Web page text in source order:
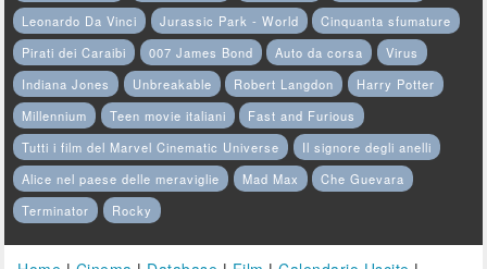
Leonardo Da Vinci
Jurassic Park - World
Cinquanta sfumature
Pirati dei Caraibi
007 James Bond Auto da corsa
Virus
Indiana Jones
Unbreakable Robert Langdon
Harry Potter
Millennium
Teen movie italiani
Fast and Furious
Tutti i film del Marvel Cinematic Universe
Il signore degli anelli
Alice nel paese delle meraviglie
Mad Max
Che Guevara
Terminator
Rocky